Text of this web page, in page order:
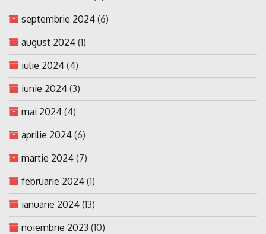
septembrie 2024 (6)
august 2024 (1)
iulie 2024 (4)
iunie 2024 (3)
mai 2024 (4)
aprilie 2024 (6)
martie 2024 (7)
februarie 2024 (1)
ianuarie 2024 (13)
noiembrie 2023 (10)